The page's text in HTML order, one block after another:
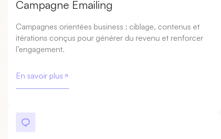
Campagne Emailing
Campagnes orientées business : ciblage, contenus et
itérations conçus pour générer du revenu et renforcer
l’engagement.
En savoir plus